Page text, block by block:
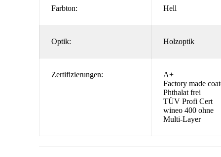
Farbton: Hell
Optik: Holzoptik
Zertifizierungen:
A+
Factory made
Phthalat frei
TÜV Profi Cert
wineo 400 ohne
Multi-Layer